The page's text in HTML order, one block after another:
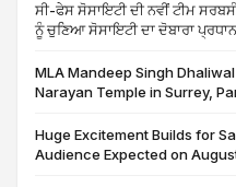
ਸੀ-ਫੇਸ ਸੋਸਾਇਟੀ ਦੀ ਨਵੀਂ ਟੀਮ
ਨੂੰ ਚੁਣਿਆ ਸੋਸਾਇਟੀ ਦਾ ਦੋਬਾਰਾ ਪ੍ਰਧਾਨ
MLA Mandeep Singh
Narayan Temple in Surrey,
Huge Excitement Builds for
Audience Expected on